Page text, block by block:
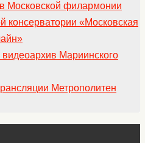
Московской филармонии
консерватории «Московская
Мариинского
Метрополитен